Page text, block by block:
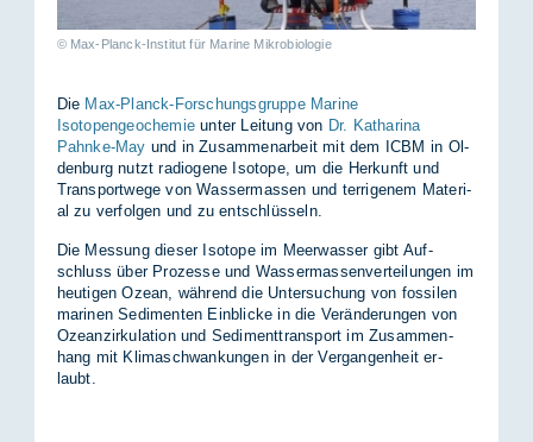
© Max-Planck-Institut für Marine Mikrobiologie
Die Max-Planck-Forschungsgruppe Marine
Isotopengeochemie un­ter Lei­tung von Dr. Katharina
Pahnke-May und in Zu­sam­men­ar­beit mit dem ICBM in Ol­
den­burg nutzt ra­dio­ge­ne Iso­to­pe, um die Her­kunft und
Trans­port­we­ge von Was­ser­mas­sen und ter­rige­nem Ma­te­ri­
al zu ver­fol­gen und zu ent­schlüs­seln.
Die Mes­sung die­ser Iso­to­pe im Meer­was­ser gibt Auf­
schluss über Pro­zes­se und Was­ser­mas­sen­ver­tei­lun­gen im
heu­ti­gen Oze­an, wäh­rend die Un­ter­su­chung von fos­si­len
ma­ri­nen Se­di­men­ten Ein­bli­cke in die Ver­än­de­run­gen von
Oze­an­zir­ku­la­ti­on und Se­di­ment­trans­port im Zu­sam­men­
hang mit Kli­ma­schwan­kun­gen in der Ver­gan­gen­heit er­
laubt.